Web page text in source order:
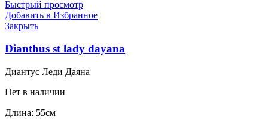
Быстрый просмотр
Добавить в Избранное
Закрыть
Dianthus st lady dayana
Диантус Леди Даяна
Нет в наличии
Длина: 55см